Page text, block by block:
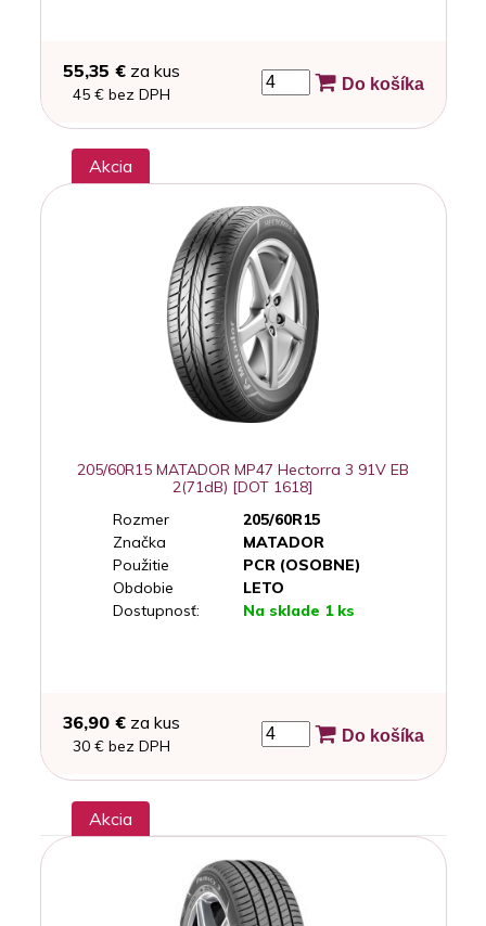
55,35 €za kus
45 € bez DPH
Do košíka
Akcia
205/60R15 MATADOR MP47 Hectorra 3 91V EB
2(71dB) [DOT 1618]
Rozmer
205/60R15
Značka
MATADOR
Použitie
PCR (OSOBNE)
Obdobie
LETO
Dostupnosť:
Na sklade 1 ks
36,90 €za kus
30 € bez DPH
Do košíka
Akcia